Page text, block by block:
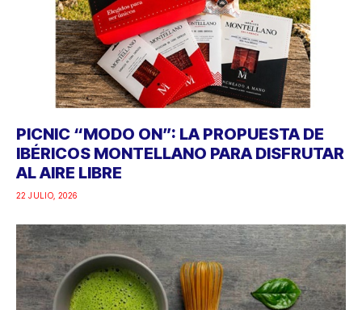
PICNIC “MODO ON”: LA PROPUESTA DE
IBÉRICOS MONTELLANO PARA DISFRUTAR
AL AIRE LIBRE
22 JULIO, 2026